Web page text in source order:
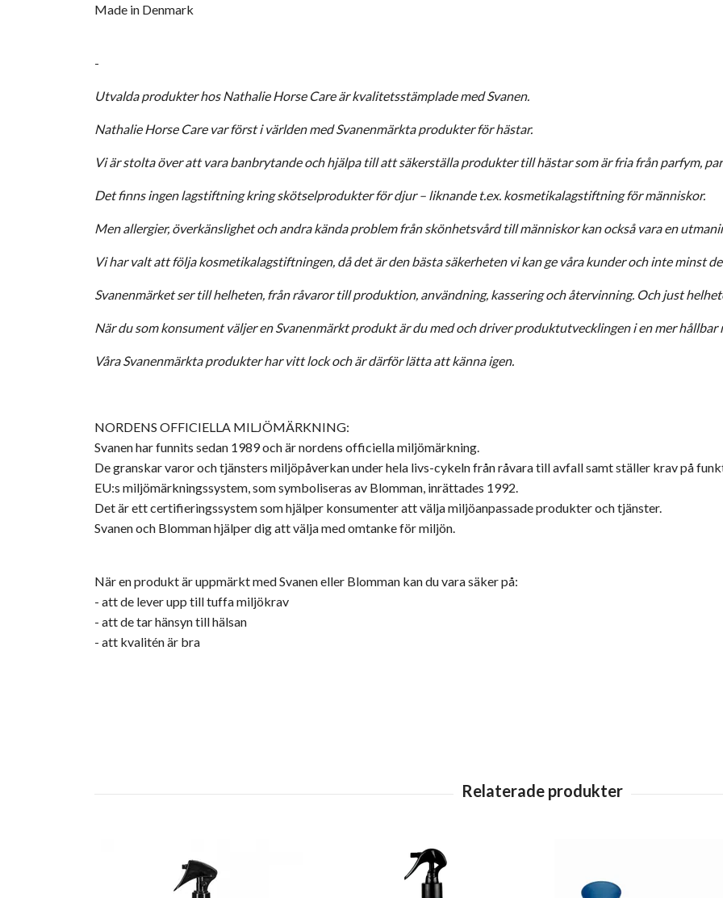
Made in Denmark
-
Utvalda produkter hos Nathalie Horse Care är kvalitetsstämplade med Svanen.
Nathalie Horse Care var först i världen med Svanenmärkta produkter för hästar.
Vi är stolta över att vara banbrytande och hjälpa till att säkerställa produkter till hästar som är fria från parfym,
Det finns ingen lagstiftning kring skötselprodukter för djur – liknande t.ex. kosmetikalagstiftning för människor.
Men allergier, överkänslighet och andra kända problem från skönhetsvård till människor kan också vara en
Vi har valt att följa kosmetikalagstiftningen, då det är den bästa säkerheten vi kan ge våra kunder och inte minst
Svanenmärket ser till helheten, från råvaror till produktion, användning, kassering och återvinning. Och just
När du som konsument väljer en Svanenmärkt produkt är du med och driver produktutvecklingen i en mer hållbar
Våra Svanenmärkta produkter har vitt lock och är därför lätta att känna igen.
NORDENS OFFICIELLA MILJÖMÄRKNING:
Svanen har funnits sedan 1989 och är nordens officiella miljömärkning.
De granskar varor och tjänsters miljöpåverkan under hela livs-cykeln från råvara till avfall samt ställer krav på
EU:s miljömärkningssystem, som symboliseras av Blomman, inrättades 1992.
Det är ett certifieringssystem som hjälper konsumenter att välja miljöanpassade produkter och tjänster.
Svanen och Blomman hjälper dig att välja med omtanke för miljön.
När en produkt är uppmärkt med Svanen eller Blomman kan du vara säker på:
- att de lever upp till tuffa miljökrav
- att de tar hänsyn till hälsan
- att kvalitén är bra